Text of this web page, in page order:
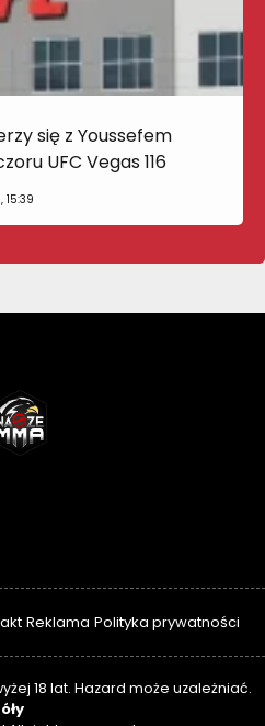
się z Youssefem
UFC Vegas 116
15:39
Reklama Polityka prywatności
18 lat. Hazard może uzależniać.